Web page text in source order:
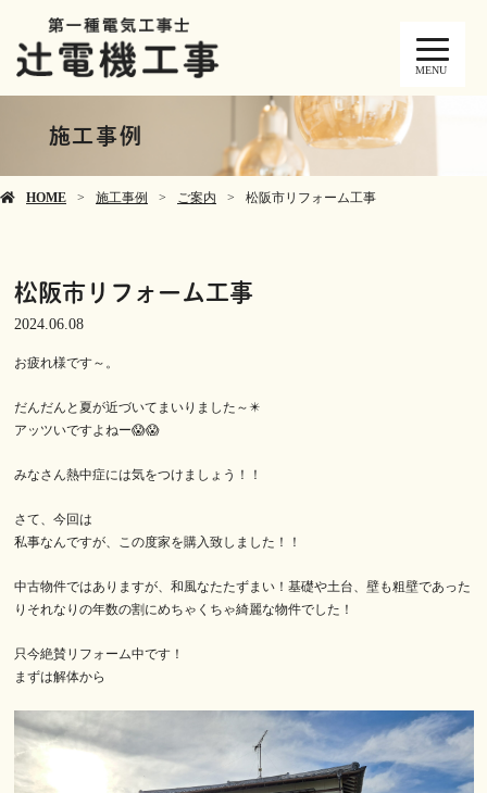
MENU
施工事例
HOME 施工事例 ご案内 松阪市リフォーム工事
松阪市リフォーム工事
2024.06.08
お疲れ様です～。
だんだんと夏が近づいてまいりました～✴️
アッツいですよねー😱😱
みなさん熱中症には気をつけましょう！！
さて、今回は
私事なんですが、この度家を購入致しました！！
中古物件ではありますが、和風なたたずまい！基礎や土台、壁も粗壁であった
りそれなりの年数の割にめちゃくちゃ綺麗な物件でした！
只今絶賛リフォーム中です！
まずは解体から